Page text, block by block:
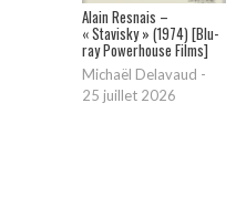
Alain Resnais –
« Stavisky » (1974) [Blu-
ray Powerhouse Films]
Michaël Delavaud -
25 juillet 2026